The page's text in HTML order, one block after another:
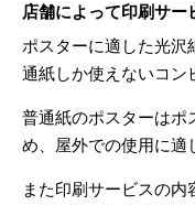
店舗によって印刷サー
ポスターに適した光沢
通紙しか使えないコン
普通紙のポスターはポ
め、屋外での使用に適
また印刷サービスの